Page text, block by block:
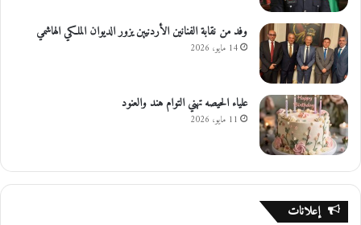
وفد من نقابة الفنانين الأردنيين يزور الديوان الملكي الهاشمي
14 مايو، 2026
علياء الحيصه تهني التوام هند والعنود
11 مايو، 2026
إعلانات